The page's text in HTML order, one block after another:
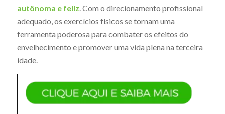
autônoma e feliz. Com o direcionamento profissional
adequado, os exercícios físicos se tornam uma
ferramenta poderosa para combater os efeitos do
envelhecimento e promover uma vida plena na terceira
idade.